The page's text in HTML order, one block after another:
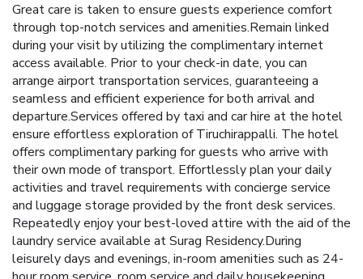
Great care is taken to ensure guests experience comfort
through top-notch services and amenities.Remain linked
during your visit by utilizing the complimentary internet
access available. Prior to your check-in date, you can
arrange airport transportation services, guaranteeing a
seamless and efficient experience for both arrival and
departure.Services offered by taxi and car hire at the hotel
ensure effortless exploration of Tiruchirappalli. The hotel
offers complimentary parking for guests who arrive with
their own mode of transport. Effortlessly plan your daily
activities and travel requirements with concierge service
and luggage storage provided by the front desk services.
Repeatedly enjoy your best-loved attire with the aid of the
laundry service available at Surag Residency.During
leisurely days and evenings, in-room amenities such as 24-